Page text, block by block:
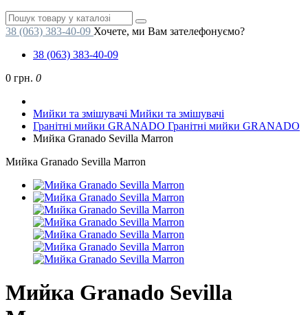
38 (063) 383-40-09 Хочете, ми Вам зателефонуємо?
38 (063) 383-40-09
0 грн. 0
Мийки та змішувачі Мийки та змішувачі
Гранітні мийки GRANADO Гранітні мийки GRANADO
Мийка Granado Sevilla Marron
Мийка Granado Sevilla Marron
Мийка Granado Sevilla